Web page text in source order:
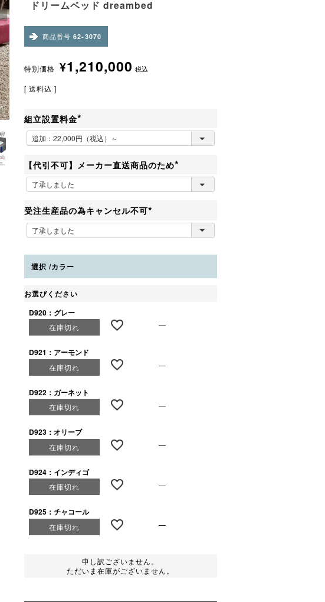
ドリームベッド dreambed
商品番号 62-3070
特別価格 ¥1,210,000 税込
送料込
組立設置料金
(
必
須
【代引不可】メーカー直送商品のため
(
須
受注生産品の為キャンセル不可
須
選択 カラー
お選びください
D920：グレー
在庫切れ —
D921：アーモンド
在庫切れ —
D922：ガーネット
在庫切れ —
D923：オリーブ
在庫切れ —
D924：インディゴ
在庫切れ —
D925：チャコール
在庫切れ —
申し訳ございません。
ただいま在庫がございません。